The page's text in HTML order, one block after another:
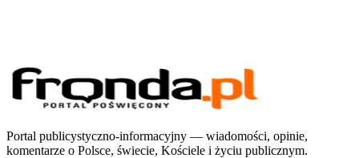
Portal publicystyczno-informacyjny — wiadomości, opinie,
komentarze o Polsce, świecie, Kościele i życiu publicznym.